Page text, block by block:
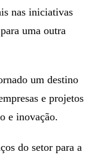
nas iniciativas
uma outra
um destino
e projetos
e inovação.
do setor para a